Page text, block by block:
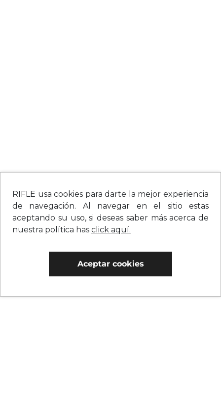
RIFLE usa cookies para darte la mejor experiencia
de navegación. Al navegar en el sitio estas
aceptando su uso, si deseas saber más acerca de
nuestra política has click aquí.
Aceptar cookies